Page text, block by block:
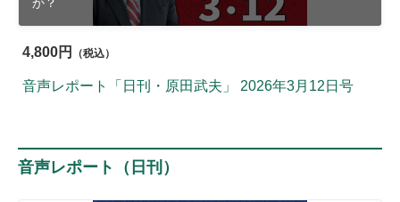
4,800円 （税込）
音声レポート「日刊・原田武夫」 2026年3月12日号
音声レポート（日刊）